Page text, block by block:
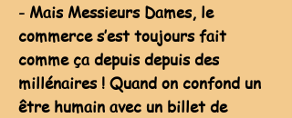
- Mais Messieurs Dames, le
commerce s’est toujours fait
comme ça depuis depuis des
millénaires ! Quand on confond un
être humain avec un billet de